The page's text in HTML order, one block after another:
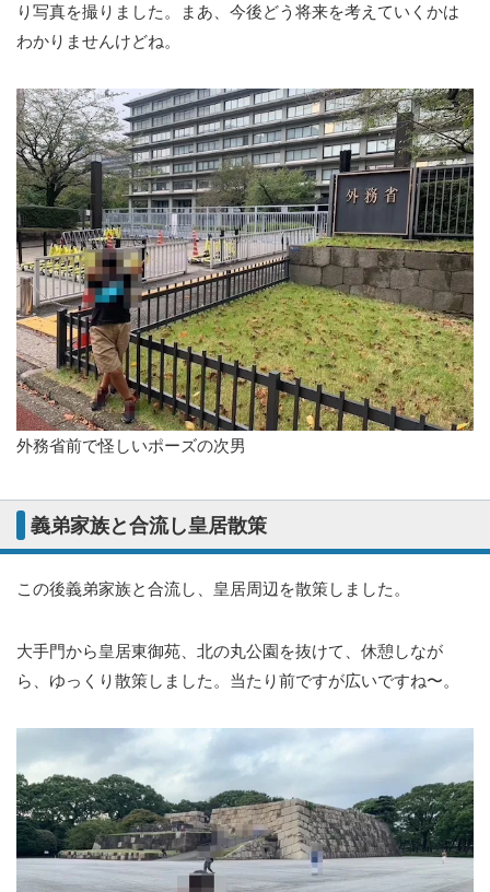
り写真を撮りました。まあ、今後どう将来を考えていくかは
わかりませんけどね。
外務省前で怪しいポーズの次男
義弟家族と合流し皇居散策
この後義弟家族と合流し、皇居周辺を散策しました。
大手門から皇居東御苑、北の丸公園を抜けて、休憩しなが
ら、ゆっくり散策しました。当たり前ですが広いですね〜。